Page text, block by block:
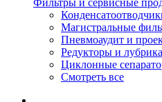
Фильтры и сервисные
Магистральные
Пневмоаудит и
Редукторы и
Циклонные
Смотреть все